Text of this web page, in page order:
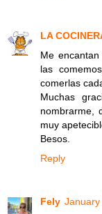
LA
Me
las
comerlas
Muchas
nombrarme,
muy
Besos.
Reply
Fely January